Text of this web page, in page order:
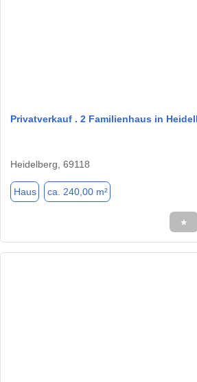
Privatverkauf . 2 Familienhaus in
Heidelberg, 69118
Haus ca. 240,00 m²
★